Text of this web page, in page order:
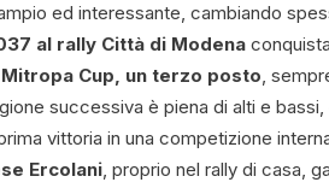
ed interessante, cambiando
al rally Città di Modena
Mitropa Cup, un terzo posto,
successiva è piena di alti e
vittoria in una competizione
Ercolani, proprio nel rally di casa,